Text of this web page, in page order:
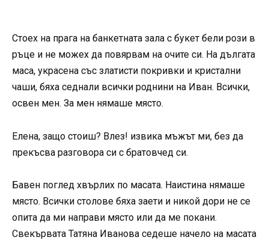
Стоех на прага на банкетната зала с букет бели рози в
ръце и не можех да повярвам на очите си. На дългата
маса, украсена със златисти покривки и кристални
чаши, бяха седнали всички роднини на Иван. Всички,
освен мен. За мен нямаше място.
Елена, защо стоиш? Влез! извика мъжът ми, без да
прекъсва разговора си с братовчед си.
Бавен поглед хвърлих по масата. Наистина нямаше
място. Всички столове бяха заети и никой дори не се
опита да ми направи място или да ме покани.
Свекървата Татяна Иванова седеше начело на масата